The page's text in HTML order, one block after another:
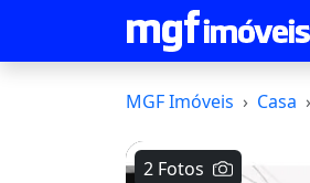
MGF Imóveis Casa
2 Fotos